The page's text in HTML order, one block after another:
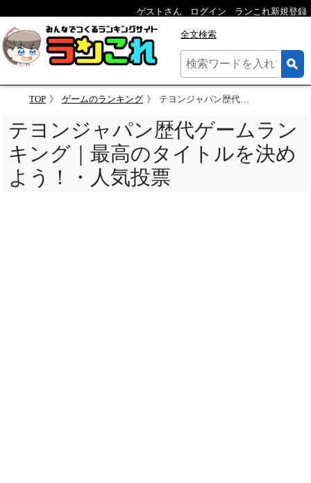
ゲストさん ログイン ランこれ新規登録
全文検索
TOP ゲームのランキング テヨンジャパン歴代ゲームランキング｜最高のタイトルを決めよう！・人気投票
テヨンジャパン歴代ゲームラン
キング｜最高のタイトルを決め
よう！・人気投票